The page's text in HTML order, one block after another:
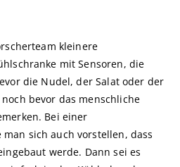
kleinere
mit Sensoren, die
die Nudel, der Salat oder der
bevor das menschliche
Bei einer
sich auch vorstellen, dass
werde. Dann sei es